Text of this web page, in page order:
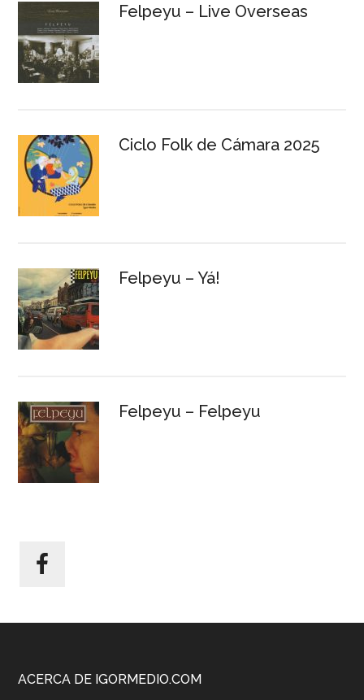
Felpeyu – Live Overseas
Ciclo Folk de Cámara 2025
Felpeyu – Yá!
Felpeyu – Felpeyu
Footer
ACERCA DE IGORMEDIO.COM